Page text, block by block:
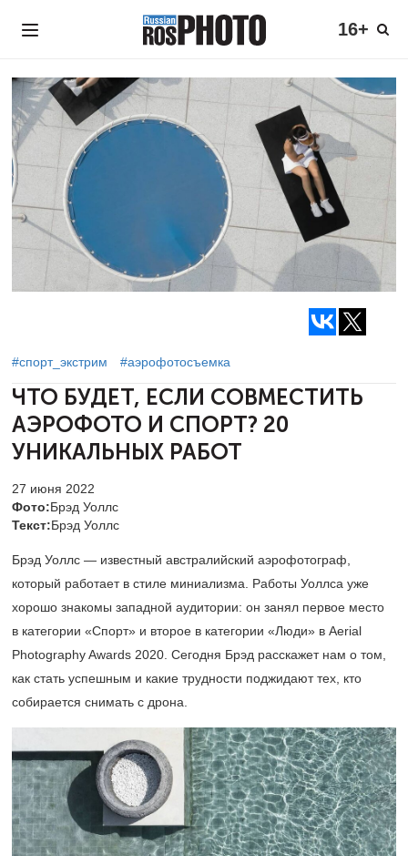
16+
#спорт_экстрим #аэрофотосъемка
ЧТО БУДЕТ, ЕСЛИ СОВМЕСТИТЬ
АЭРОФОТО И СПОРТ? 20
УНИКАЛЬНЫХ РАБОТ
27 июня 2022
Фото:Брэд Уоллс
Текст:Брэд Уоллс
Брэд Уоллс — известный австралийский аэрофотограф,
который работает в стиле миниализма. Работы Уоллса уже
хорошо знакомы западной аудитории: он занял первое место
в категории «Спорт» и второе в категории «Люди» в Aerial
Photography Awards 2020. Сегодня Брэд расскажет нам о том,
как стать успешным и какие трудности поджидают тех, кто
собирается снимать с дрона.